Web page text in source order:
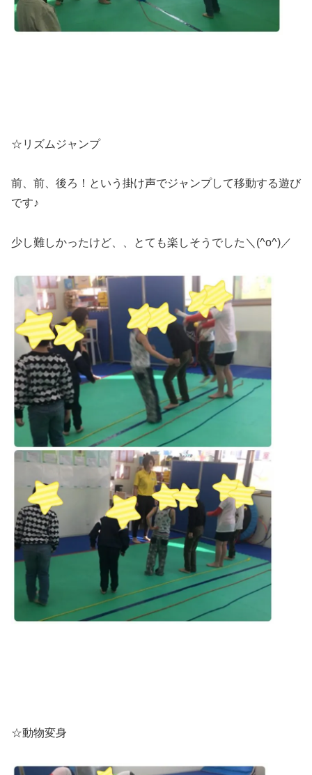
☆リズムジャンプ
前、前、後ろ！という掛け声でジャンプして移動する遊び
です♪
少し難しかったけど、、とても楽しそうでした＼(^o^)／
☆動物変身